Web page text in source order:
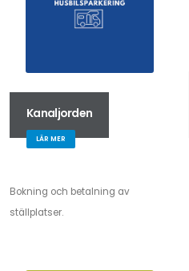
Kanaljorden
LÄR MER
Bokning och betalning av
ställplatser.